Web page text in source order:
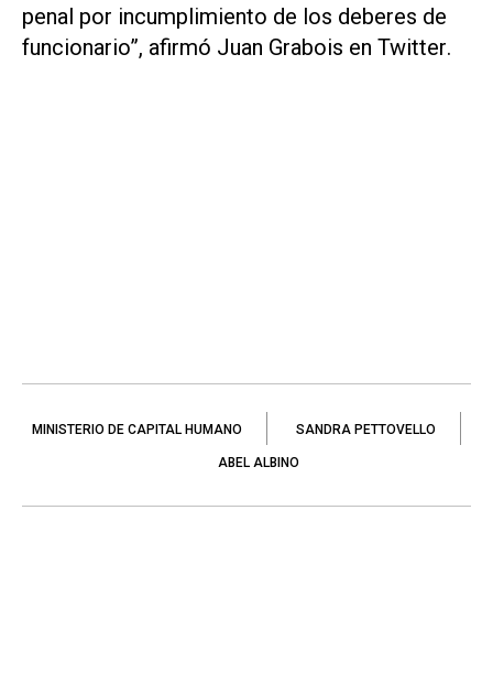
penal por incumplimiento de los deberes de
funcionario”, afirmó Juan Grabois en Twitter.
MINISTERIO DE CAPITAL HUMANO SANDRA PETTOVELLO
ABEL ALBINO